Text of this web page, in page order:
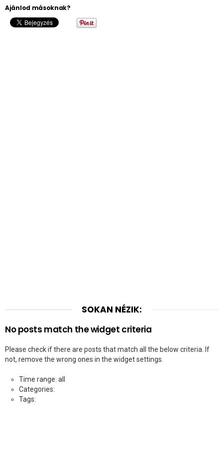
Ajánlod másoknak?
SOKAN NÉZIK:
No posts match the widget criteria
Please check if there are posts that match all the below criteria. If
not, remove the wrong ones in the widget settings.
Time range: all
Categories:
Tags: